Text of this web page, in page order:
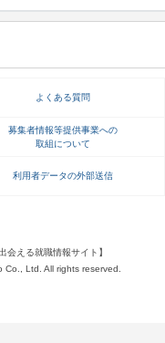
よくある質問
不明点があればこちら
よくある質問
募集者情報等提供事業への
取組について
利用者データの外部送信
会える就職情報サイト】
Co., Ltd. All rights reserved.